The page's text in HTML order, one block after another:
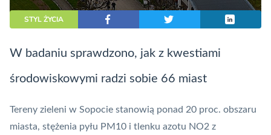
STYL ŻYCIA
W badaniu sprawdzono, jak z kwestiami
środowiskowymi radzi sobie 66 miast
Tereny zieleni w Sopocie stanowią ponad 20 proc. obszaru
miasta, stężenia pyłu PM10 i tlenku azotu NO2 z